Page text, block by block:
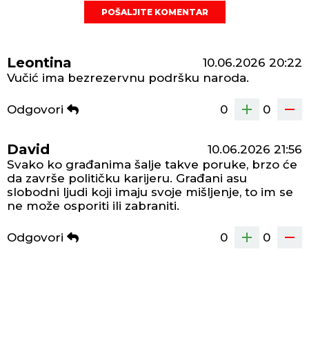
POŠALJITE KOMENTAR
Leontina 10.06.2026 20:22
Vučić ima bezrezervnu podršku naroda.
Odgovori 0 0
David 10.06.2026 21:56
Svako ko građanima šalje takve poruke, brzo će
da završe političku karijeru. Građani asu
slobodni ljudi koji imaju svoje mišljenje, to im se
ne može osporiti ili zabraniti.
Odgovori 0 0